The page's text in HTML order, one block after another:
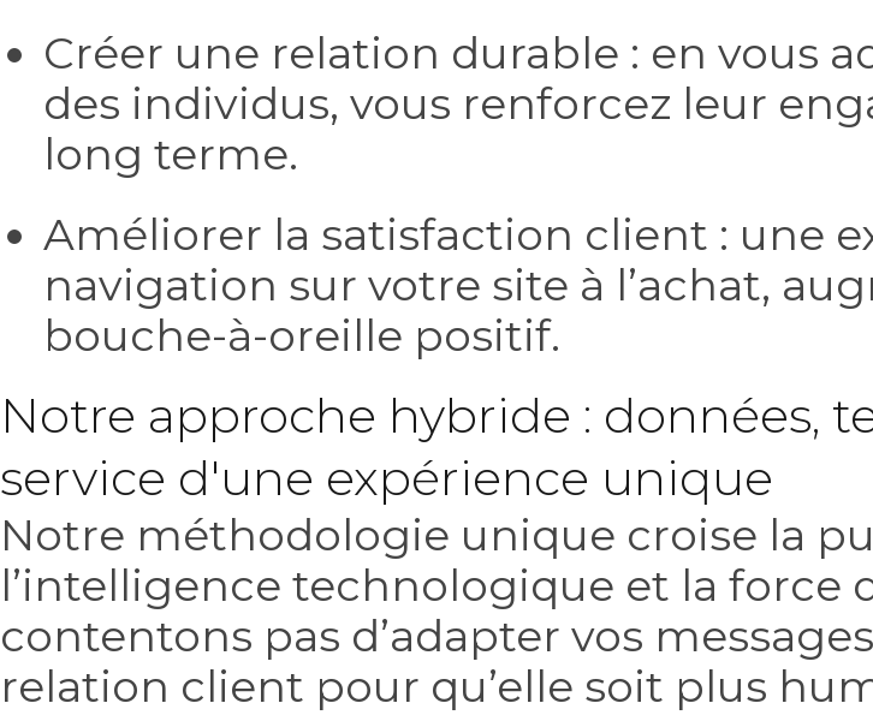
Créer une relation durable : en vous
des individus, vous renforcez leur
long terme.
Améliorer la satisfaction client : une
navigation sur votre site à l’achat,
bouche-à-oreille positif.
Notre approche hybride : données,
service d'une expérience unique
Notre méthodologie unique croise la
l’intelligence technologique et la force
contentons pas d’adapter vos
relation client pour qu’elle soit plus